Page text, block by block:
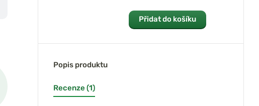
Přidat do košíku
Popis produktu
Recenze (1)